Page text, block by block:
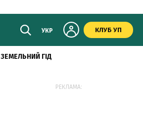
УКР КЛУБ УП
ЗЕМЕЛЬНИЙ ГІД
РЕКЛАМА: